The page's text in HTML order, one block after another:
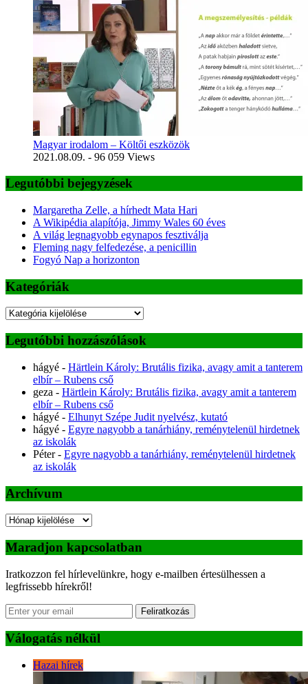
Magyar irodalom – Költői eszközök
2021.08.09. - 96 059 Views
Legutóbbi bejegyzések
Margaretha Zelle, a hírhedt Mata Hari
A Wikipédia alapítója, Jimmy Wales 60 éves
A világ legnagyobb egynapos fesztiválja
Fleming nagy felfedezése, a penicillin
Fogyó Nap a horizonton
Kategóriák
Kategóriák
Legutóbbi hozzászólások
hágyé - Härtlein Károly: Brutális fizika, avagy amit a tanterem
elbír – Rubens cső
geza - Härtlein Károly: Brutális fizika, avagy amit a tanterem
elbír – Rubens cső
hágyé - Elhunyt Szépe Judit nyelvész, kutató
hágyé - Egyre nagyobb a tanárhiány, reménytelenül hirdetnek
az iskolák
Péter- Egyre nagyobb a tanárhiány, reménytelenül hirdetnek
az iskolák
Archívum
Archívum
Maradjon kapcsolatban
Iratkozzon fel hírlevelünkre, hogy e-mailben értesülhessen a
legfrissebb hírekről!
Feliratkozás
Válogatás nélkül
Hazai hírek